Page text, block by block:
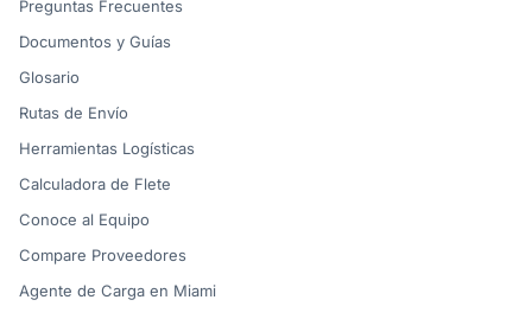
Preguntas Frecuentes
Documentos y Guías
Glosario
Rutas de Envío
Herramientas Logísticas
Calculadora de Flete
Conoce al Equipo
Compare Proveedores
Agente de Carga en Miami